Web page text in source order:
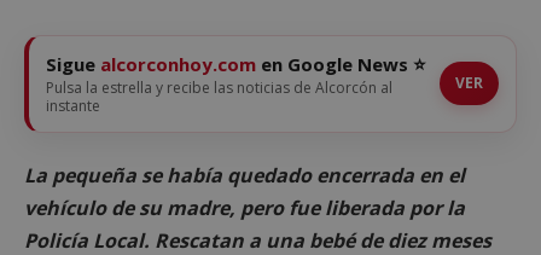
Sigue alcorconhoy.com en Google News ⭐
Pulsa la estrella y recibe las noticias de Alcorcón al
instante
VER
La pequeña se había quedado encerrada en el
vehículo de su madre, pero fue liberada por la
Policía Local. Rescatan a una bebé de diez meses